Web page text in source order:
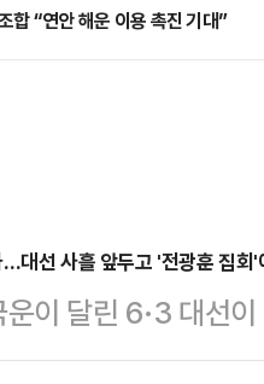
합 “연안 해운 이용 촉진 기대”
대선 사흘 앞두고 '전광훈 집회'
이 달린 6·3 대선
로 파면당해 이번